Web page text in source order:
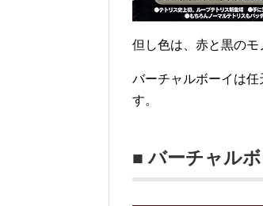
但し色は、赤と黒のモ
バーチャルボーイは
す。
■ バーチャル